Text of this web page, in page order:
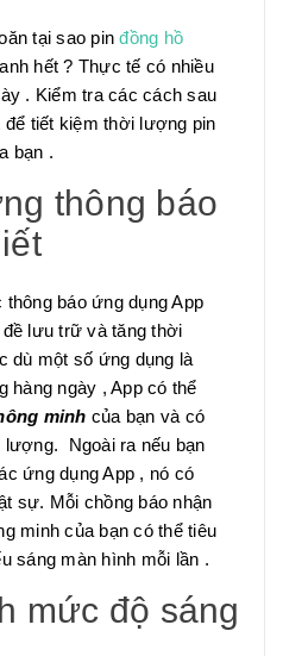
tại sao pinđồng hồ
hết ? Thực tế có nhiều
. Kiểm tra các cách sau
tiết kiệm thời lượng pin
bạn .
thông báo
báo ứng dụng App
lưu trữ và tăng thời
dù một số ứng dụng là
hàng ngày , App có thể
minh của bạn và có
lượng. Ngoài ra nếu bạn
ứng dụng App , nó có
sự. Mỗi chồng báo nhận
minh của bạn có thể tiêu
sáng màn hình mỗi lần .
mức độ sáng